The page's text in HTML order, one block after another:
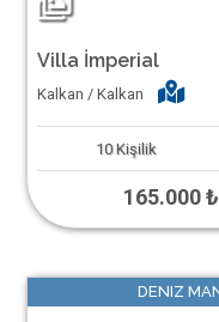
Villa İmperial
Kalkan / Kalkan
10 Kişilik
165.000 ₺
DENIZ